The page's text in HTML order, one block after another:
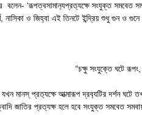
বলেন- ‘রূপত্বসামান‍্যপ্রত‍্যক্ষে সংযুক্ত সমবেত
নাসিকা ও জিহ্বা এই তিনটে ইন্দ্রিয় শুধু গুন ও
“চক্ষু সংযুক্তে ঘটে
মানস্ প্রত‍্যক্ষে আত্মারূপ দ্রব‍্যটির দর্শন ঘটে
জাতির প্রত‍্যক্ষ হলে হবে সংযুক্ত সমবেত